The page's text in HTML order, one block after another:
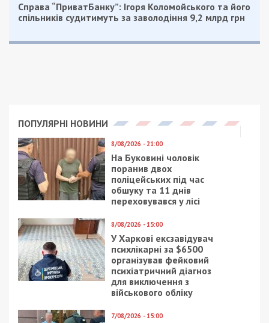
Справа “ПриватБанку”: Ігоря Коломойського та його
спільників судитимуть за заволодіння 9,2 млрд грн
ПОПУЛЯРНІ НОВИНИ
8/08/2026 - 21:00
На Буковині чоловік
поранив двох
поліцейських під час
обшуку та 11 днів
переховувався у лісі
8/08/2026 - 15:00
У Харкові ексзавідувач
психлікарні за $6500
організував фейковий
психіатричний діагноз
для виключення з
військового обліку
7/08/2026 - 15:00